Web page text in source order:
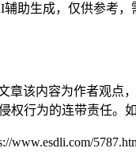
助生成，仅供参考
章该内容为作者观点
权行为的连带责任。
www.esdli.com/